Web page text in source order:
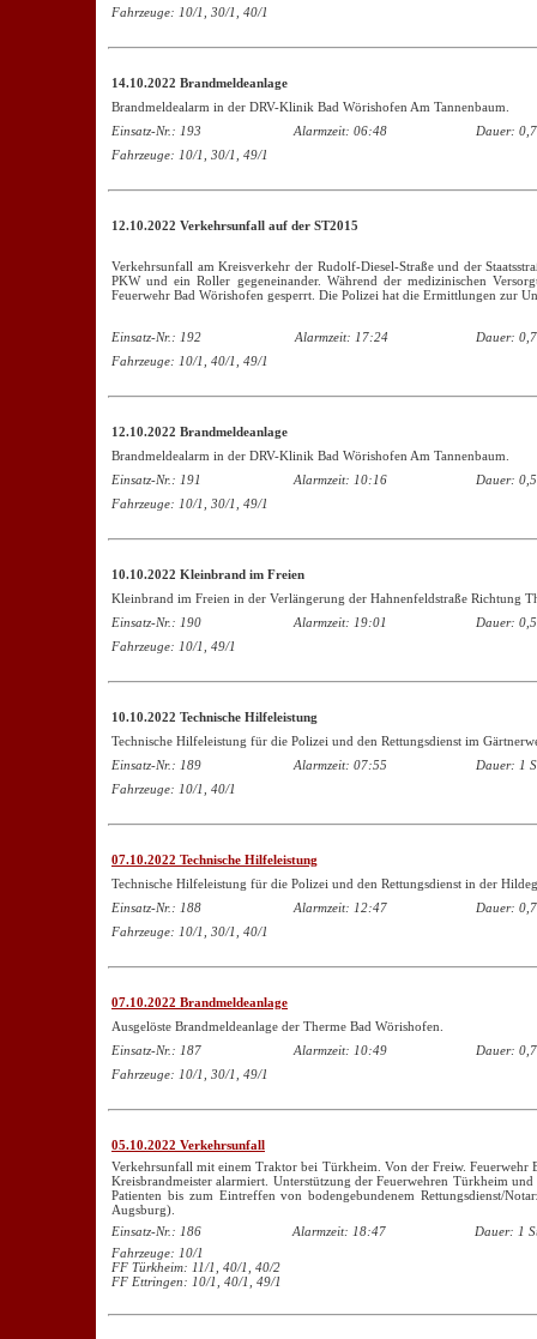
Fahrzeuge: 10/1, 30/1, 40/1
14.10.2022 Brandmeldeanlage
Brandmeldealarm in der DRV-Klinik Bad Wörishofen Am Tannenbaum.
Einsatz-Nr.: 193
Alarmzeit: 06:48
Dauer:
Fahrzeuge: 10/1, 30/1, 49/1
12.10.2022 Verkehrsunfall auf der ST2015
Verkehrsunfall am Kreisverkehr der Rudolf-Diesel-Straße und der
PKW und ein Roller gegeneinander. Während der medizinischen
Feuerwehr Bad Wörishofen gesperrt. Die Polizei hat die Ermittlungen zur
Einsatz-Nr.: 192 Alarmzeit: 17:24
Dauer:
Fahrzeuge: 10/1, 40/1, 49/1
12.10.2022 Brandmeldeanlage
Brandmeldealarm in der DRV-Klinik Bad Wörishofen Am Tannenbaum.
Einsatz-Nr.: 191
Alarmzeit: 10:16
Dauer:
Fahrzeuge: 10/1, 30/1, 49/1
10.10.2022 Kleinbrand im Freien
Kleinbrand im Freien in der Verlängerung der Hahnenfeldstraße Richtung
Einsatz-Nr.: 190
Alarmzeit: 19:01
Dauer:
Fahrzeuge: 10/1, 49/1
10.10.2022 Technische Hilfeleistung
Technische Hilfeleistung für die Polizei und den Rettungsdienst im
Einsatz-Nr.: 189
Alarmzeit: 07:55
Dauer: 1
Fahrzeuge: 10/1, 40/1
07.10.2022 Technische Hilfeleistung
Technische Hilfeleistung für die Polizei und den Rettungsdienst in der
Einsatz-Nr.: 188
Alarmzeit: 12:47
Dauer:
Fahrzeuge: 10/1, 30/1, 40/1
07.10.2022 Brandmeldeanlage
Ausgelöste Brandmeldeanlage der Therme Bad Wörishofen.
Einsatz-Nr.: 187
Alarmzeit: 10:49
Dauer:
Fahrzeuge: 10/1, 30/1, 49/1
05.10.2022 Verkehrsunfall
Verkehrsunfall mit einem Traktor bei Türkheim. Von der Freiw. Feuerwehr
Kreisbrandmeister alarmiert. Unterstützung der Feuerwehren Türkheim
Patienten bis zum Eintreffen von bodengebundenem Rettungsdienst/
Augsburg).
Einsatz-Nr.: 186
Alarmzeit: 18:47
Dauer: 1
Fahrzeuge: 10/1
FF Türkheim: 11/1, 40/1, 40/2
FF Ettringen: 10/1, 40/1, 49/1